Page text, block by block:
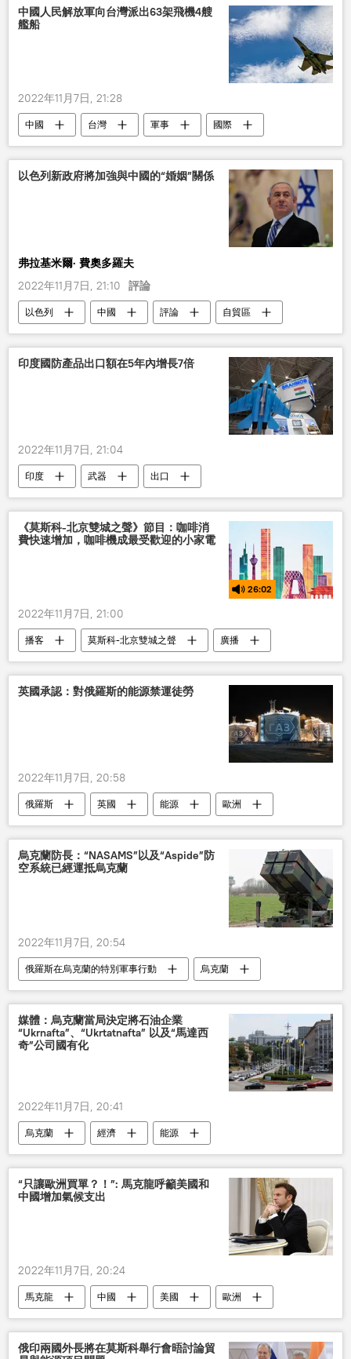
雇傭兵
中國人民解放軍向台灣派出63架飛機4艘
艦船
2022年11月7日, 21:28
中國 台灣 軍事 國際
以色列新政府將加強與中國的“婚姻”關係
弗拉基米爾· 費奧多羅夫
2022年11月7日, 21:10
評論
以色列 中國 評論
自貿區
經濟
內塔尼亞胡 自貿協定
印度國防產品出口額在5年內增長7倍
2022年11月7日, 21:04
印度 武器 出口
《莫斯科-北京雙城之聲》節目：咖啡消
費快速增加，咖啡機成最受歡迎的小家電
26:02
2022年11月7日, 21:00
播客 莫斯科-北京雙城之聲 廣播
英國承認：對俄羅斯的能源禁運徒勞
2022年11月7日, 20:58
俄羅斯 英國 能源
歐洲
制裁
烏克蘭防長：“NASAMS”以及“Aspide”防
空系統已經運抵烏克蘭
2022年11月7日, 20:54
俄羅斯在烏克蘭的特別軍事行動
烏克蘭
軍事
防空系統 武器
媒體：烏克蘭當局決定將石油企業
“Ukrnafta”、“Ukrtatnafta” 以及“馬達西
奇”公司國有化
2022年11月7日, 20:41
烏克蘭 經濟 能源
“只讓歐洲買單？！”: 馬克龍呼籲美國和
中國增加氣候支出
2022年11月7日, 20:24
馬克龍 中國 美國
歐洲
氣候
國際
俄印兩國外長將在莫斯科舉行會晤討論貿